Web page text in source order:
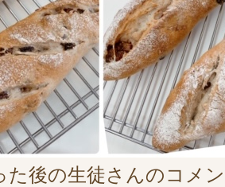
た後の生徒さんのコメ